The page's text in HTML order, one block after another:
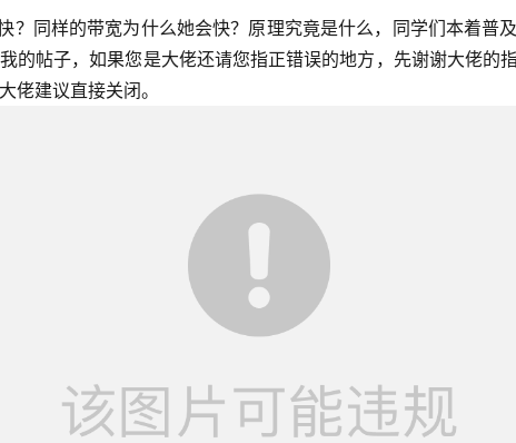
？同样的带宽为什么她会快？原理究竟是什么，同学们本着普
的帖子，如果您是大佬还请您指正错误的地方，先谢谢大佬的
佬建议直接关闭。